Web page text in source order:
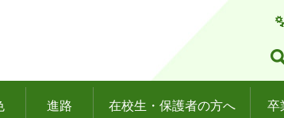
進路 在校生・保護者の方へ 卒